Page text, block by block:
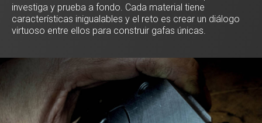
investiga y prueba a fondo. Cada material tiene
características inigualables y el reto es crear un diálogo
virtuoso entre ellos para construir gafas únicas.